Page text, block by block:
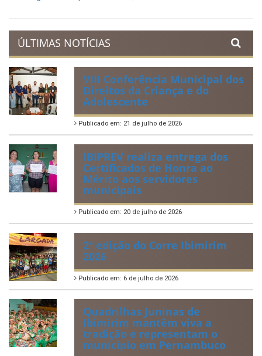
ÚLTIMAS NOTÍCIAS
VIII Conferência Municipal dos
Direitos da Criança e do
Adolescente
Publicado em: 21 de julho de 2026
IBIPREV realiza entrega dos
Certificados de Honra ao
Mérito aos servidores
municipais
Publicado em: 20 de julho de 2026
2ª edição do Corre Ibimirim
2026
Publicado em: 6 de julho de 2026
Quadrilhas Juninas de
Ibimirim mantêm viva a
tradição e representam o
munícipio em Pernambuco